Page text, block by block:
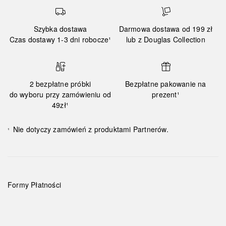
Szybka dostawa
Czas dostawy 1-3 dni robocze¹
Darmowa dostawa od 199 zł
lub z Douglas Collection
2 bezpłatne próbki
do wyboru przy zamówieniu od
49zł¹
Bezpłatne pakowanie na
prezent¹
¹ Nie dotyczy zamówień z produktami Partnerów.
Formy Płatności